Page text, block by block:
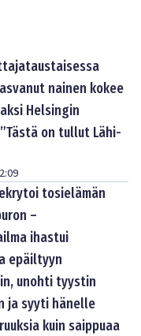
nainen kokee
Helsingin
on tullut Lähi-
tosielämän
–
ihastui
epäiltyyn
unohti tyystin
ja syyti hänelle
kuin saippuaa